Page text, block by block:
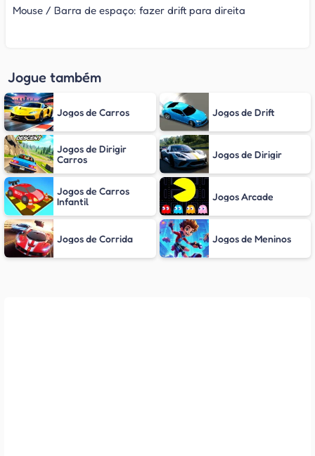
Mouse / Barra de espaço: fazer drift para direita
Jogue também
Jogos de Carros Jogos de Drift
Jogos de Dirigir
Carros
Jogos de Dirigir
Jogos de Carros
Infantil
Jogos Arcade
Jogos de Corrida Jogos de Meninos